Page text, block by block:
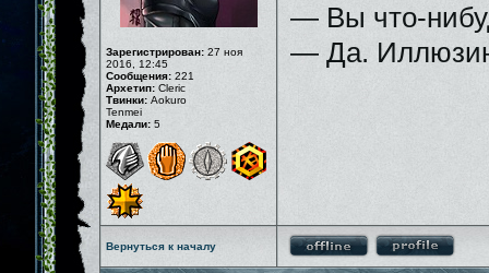
Зарегистрирован: 27 ноя
2016, 12:45
Сообщения: 221
Архетип: Cleric
Твинки: Aokuro
Tenmei
Медали: 5
— Вы что-
— Да.
Вернуться к началу